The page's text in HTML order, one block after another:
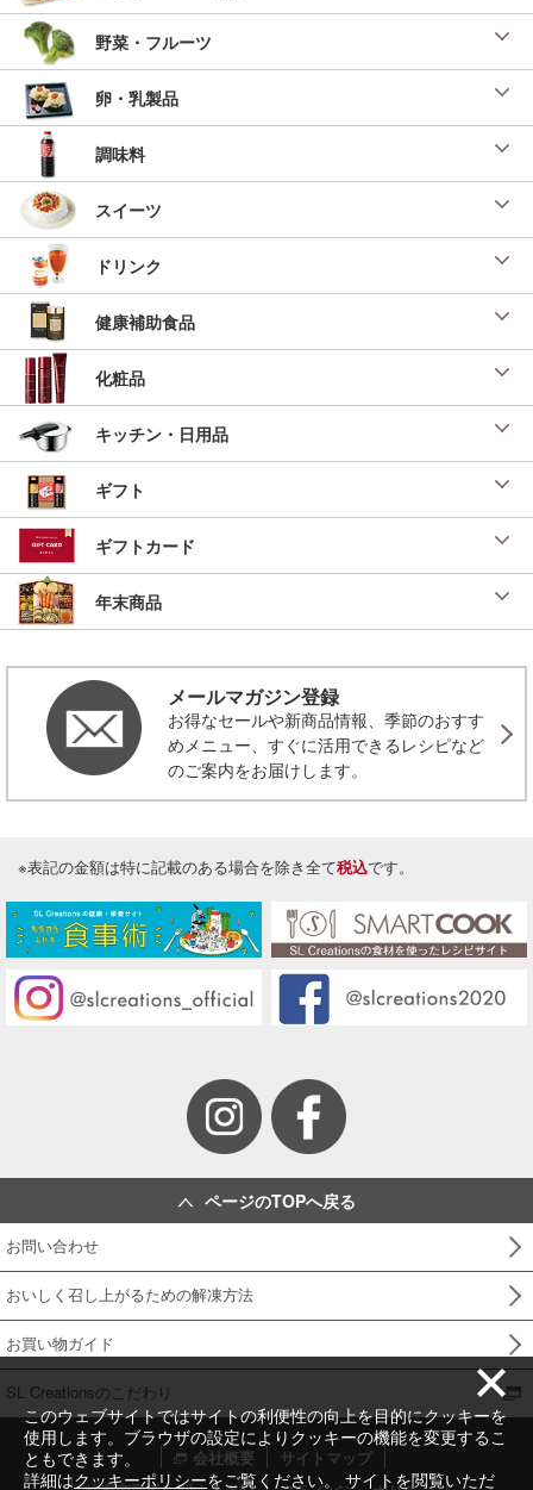
このウェブサイトではサイトの利便性の向上を目的にクッキーを
使用します。ブラウザの設定によりクッキーの機能を変更するこ
ともできます。
詳細はクッキーポリシーをご覧ください。 サイトを閲覧いただ
野菜・フルーツ
卵・乳製品
調味料
スイーツ
ドリンク
健康補助食品
化粧品
キッチン・日用品
ギフト
ギフトカード
年末商品
メールマガジン登録
お得なセールや新商品情報、季節のおすす
めメニュー、すぐに活用できるレシピなど
のご案内をお届けします。
※表記の金額は特に記載のある場合を除き全て税込です。
ページのTOPへ戻る
お問い合わせ
おいしく召し上がるための解凍方法
お買い物ガイド
SL Creationsのこだわり
会社概要
サイトマップ